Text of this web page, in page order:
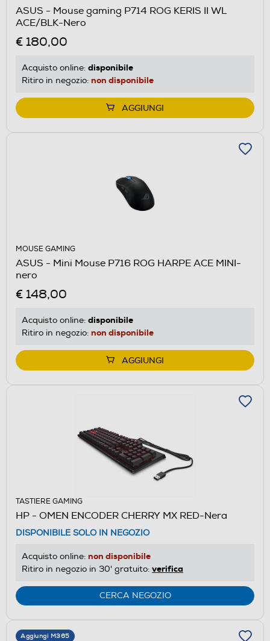
ASUS - Mouse gaming P714 ROG KERIS II WL
ACE/BLK-Nero
€ 180,00
Acquisto online: disponibile
Ritiro in negozio: non disponibile
AGGIUNGI
MOUSE GAMING
ASUS - Mini Mouse P716 ROG HARPE ACE MINI-
nero
€ 148,00
Acquisto online: disponibile
Ritiro in negozio: non disponibile
AGGIUNGI
TASTIERE GAMING
HP - OMEN ENCODER CHERRY MX RED-Nera
DISPONIBILE SOLO IN NEGOZIO
Acquisto online: non disponibile
Ritiro in negozio in 30' gratuito: verifica
CERCA NEGOZIO
Aggiungi M365